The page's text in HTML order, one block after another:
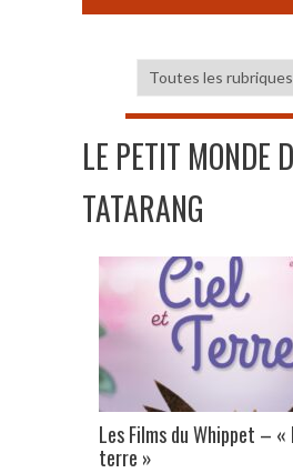
LE PETIT MONDE
TATARANG
Les Films du Whippet –
terre »